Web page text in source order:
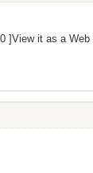
]View it as a Web